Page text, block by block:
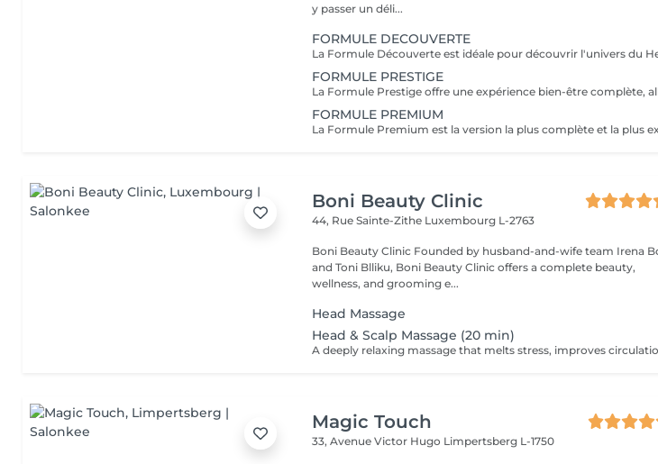
y passer un déli...
FORMULE DECOUVERTE
FORMULE PRESTIGE
FORMULE PREMIUM
Boni Beauty Clinic
44, Rue Sainte-Zithe Luxembourg L-2763
Boni Beauty Clinic Founded by husband-and-wife team Irena Boni
and Toni Blliku, Boni Beauty Clinic offers a complete beauty,
wellness, and grooming e...
Head Massage
Head & Scalp Massage (20 min)
Magic Touch
33, Avenue Victor Hugo Limpertsberg L-1750